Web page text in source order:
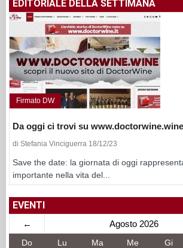
EDITORIALE DELLA SETTIMANA
Firmato DW
Da oggi ci trovi su www.doctorwine.wine
di Stefania Vinciguerra 18/12/23
Save the date: la giornata di oggi
importante nella vita del...
EVENTI
← Agosto 2026
Do Lu Ma Me Gi